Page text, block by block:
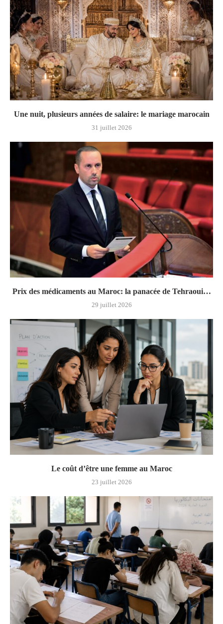
Une nuit, plusieurs années de salaire: le mariage marocain
31 juillet 2026
Prix des médicaments au Maroc: la panacée de Tehraoui…
29 juillet 2026
Le coût d’être une femme au Maroc
23 juillet 2026